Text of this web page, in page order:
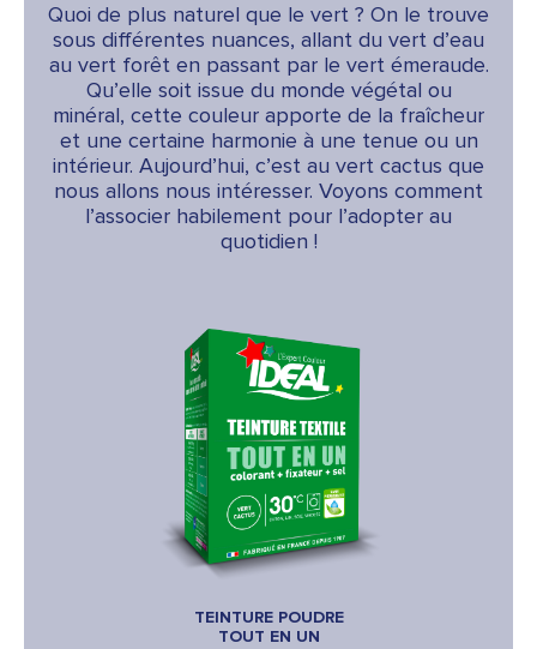
Quoi de plus naturel que le vert ? On le trouve
sous différentes nuances, allant du vert d’eau
au vert forêt en passant par le vert émeraude.
Qu’elle soit issue du monde végétal ou
minéral, cette couleur apporte de la fraîcheur
et une certaine harmonie à une tenue ou un
intérieur. Aujourd’hui, c’est au vert cactus que
nous allons nous intéresser. Voyons comment
l’associer habilement pour l’adopter au
quotidien !
TEINTURE POUDRE
TOUT EN UN